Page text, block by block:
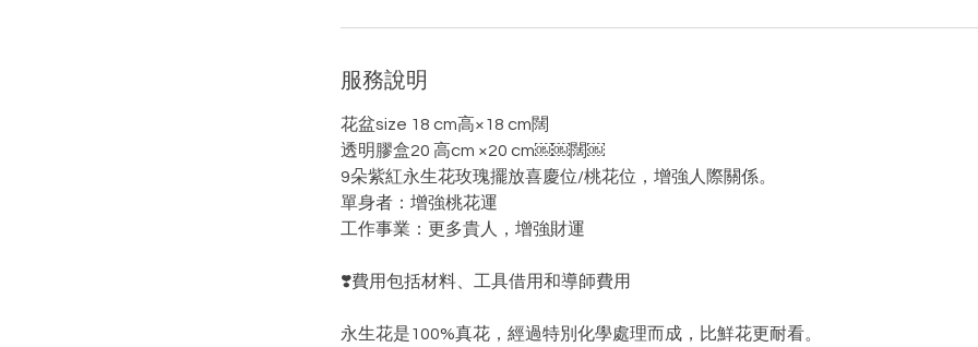
服務說明
花盆size 18 cm高×18 cm闊
透明膠盒20 高cm ×20 cm￼￼闊￼
9朵紫紅永生花玫瑰擺放喜慶位/桃花位，增強人際關係。
單身者：增強桃花運
工作事業：更多貴人，增強財運
❣️費用包括材料、工具借用和導師費用
永生花是100%真花，經過特別化學處理而成，比鮮花更耐看。